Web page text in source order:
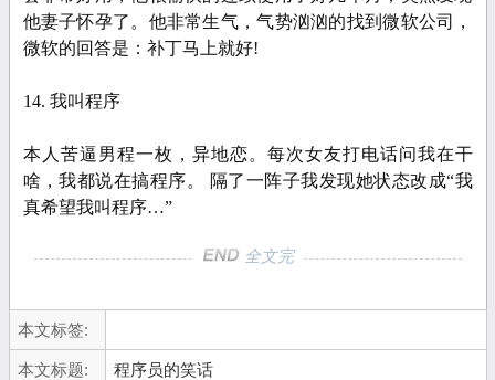
他妻子怀孕了。他非常生气，气势汹汹的找到微软公司，
微软的回答是：补丁马上就好!
14. 我叫程序
本人苦逼男程一枚，异地恋。每次女友打电话问我在干
啥，我都说在搞程序。 隔了一阵子我发现她状态改成“我
真希望我叫程序…”
全文完
本文标签:
本文标题: 程序员的笑话